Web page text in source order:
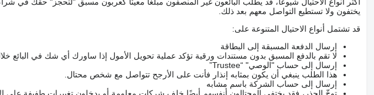
يختفون ولا تستطيع التواصل معهم بعد ذلك.
قد تشتمل أنواع الاحتيال المتنوعة على:
إرسال الدفعة المسبقة إلى البطاقة
لا تقم بالدفع المسبق بدون مستندات ورقية تؤكد عملية تحويل الأمول إذا ساورك أي شك في البائع
إرسال إلى حساب "الوصي" “Trustee”
هذا الطلب ينبغي أن يكون بمثابه إنذار فأنت على الأرجح تتواصل مع شخص محتال.
إرسال إلى حساب الشركة باسم مشابه
توخّ الحذر، فقد يختفي المحتالون أنفسهم أيضًا خلف شركات معلومة أو يدخلون تغييرات طفيفة